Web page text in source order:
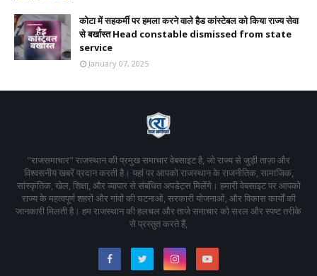
कोटा में सहकर्मी पर हमला करने वाले हैड कांस्टेबल को किया राज्य सेवा
से बर्खास्त Head constable dismissed from state
service
January 07, 2025
"राजसमाचार" राजस्थान की प्रमुख समाचार वेबसाइट है, जो राज्य से जुड़ी ताज़ा और
विश्वसनीय खबरें प्रदान करती है। यहां पर आपको राजस्थान के राजनीतिक, सामाजिक,
सांस्कृतिक, खेल, शिक्षा, और व्यापार से संबंधित अपडेट्स मिलेंगे। हमारी वेबसाइट पर आपको
राज्य के महत्वपूर्ण शहरों और गांवों की घटनाओं, सरकारी योजनाओं, और विकास कार्यों की
जानकारी मिलती है। हम राजस्थान की हलचल और ताजे समाचार को सरल और स्पष्ट तरीके
से प्रस्तुत करते हैं,